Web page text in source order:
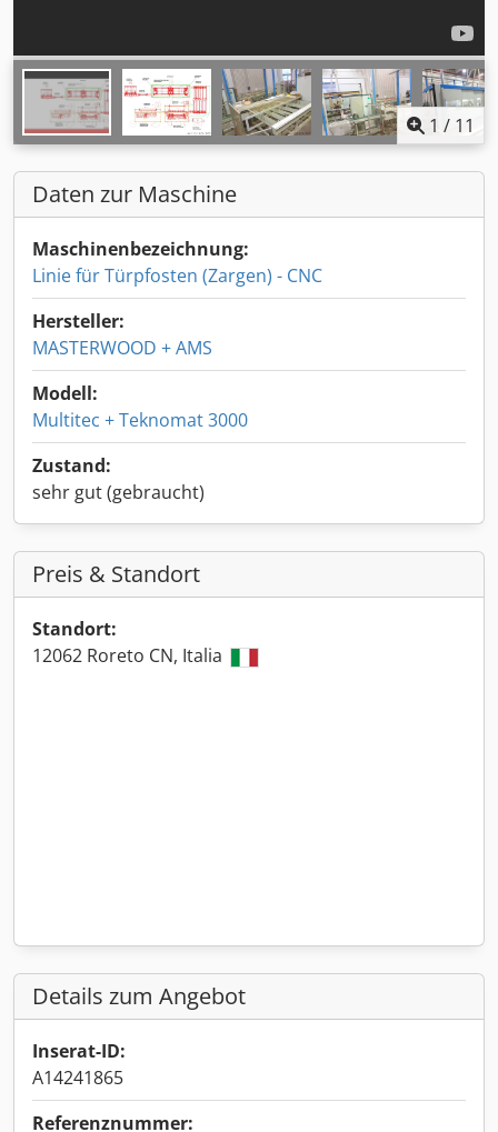
1 / 11
Daten zur Maschine
Maschinenbezeichnung:
Linie für Türpfosten (Zargen) - CNC
Hersteller:
MASTERWOOD + AMS
Modell:
Multitec + Teknomat 3000
Zustand:
sehr gut (gebraucht)
Preis & Standort
Standort:
12062 Roreto CN, Italia
Details zum Angebot
Inserat-ID:
A14241865
Referenznummer: